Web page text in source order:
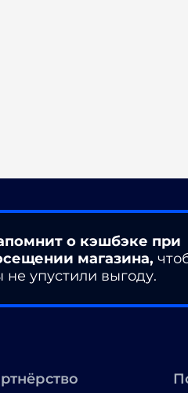
о кэшбэке при
магазина,
не упустили выгоду.